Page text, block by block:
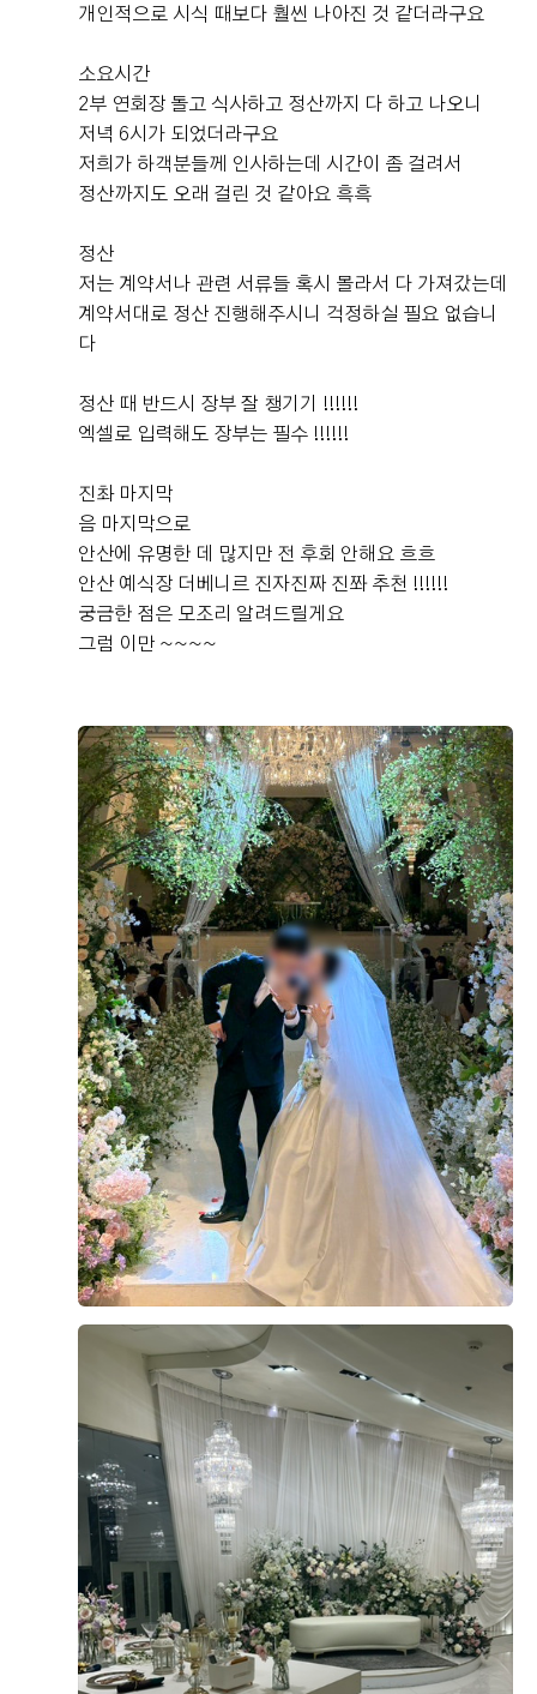
더 베니르 스토리
The Venir Story
이벤트 · 프로모션 베니르 리얼후기 SNS 소식 베니르 소식
더 베니르고객후기
개인적으로 시식 때보다 훨씬 나아진 것 같더라구요
소요시간
2부 연회장 돌고 식사하고 정산까지 다 하고 나오니
저녁 6시가 되었더라구요
저희가 하객분들께 인사하는데 시간이 좀 걸려서
정산까지도 오래 걸린 것 같아요 흑흑​
정산
저는 계약서나 관련 서류들 혹시 몰라서 다 가져갔는데
계약서대로 정산 진행해주시니 걱정하실 필요 없습니
다​
정산 때 반드시 장부 잘 챙기기 !!!!!!
엑셀로 입력해도 장부는 필수 !!!!!!
진촤 마지막
음 마지막으로
안산에 유명한 데 많지만 전 후회 안해요 흐흐
안산 예식장 더베니르 진자진짜 진쫘 추천 !!!!!!
궁금한 점은 모조리 알려드릴게요
그럼 이만 ~~~~